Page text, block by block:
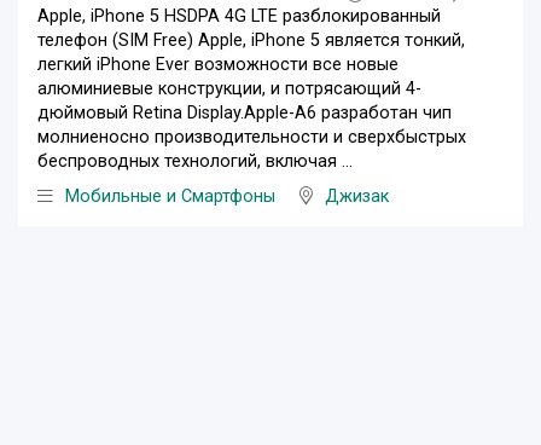
Apple, iPhone 5 HSDPA 4G LTE разблокированный
телефон (SIM Free) Apple, iPhone 5 является тонкий,
легкий iPhone Ever возможности все новые
алюминиевые конструкции, и потрясающий 4-
дюймовый Retina Display.Apple-A6 разработан чип
молниеносно производительности и сверхбыстрых
беспроводных технологий, включая ...
Мобильные и Смартфоны
Джизак